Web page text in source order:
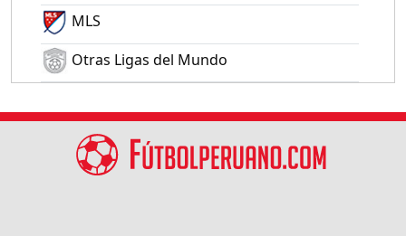
MLS
Otras Ligas del Mundo